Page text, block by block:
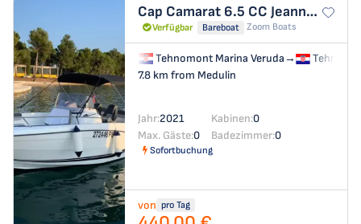
Cap Camarat 6.5 CC Jeanneau Cap Camarat 6.5 CC
Verfügbar Bareboat Zoom Boats
Tehnomont Marina Veruda→
7.8 km from Medulin
Jahr:2021 Kabinen:0
Max. Gäste:0 Badezimmer:0
Sofortbuchung
von pro Tag